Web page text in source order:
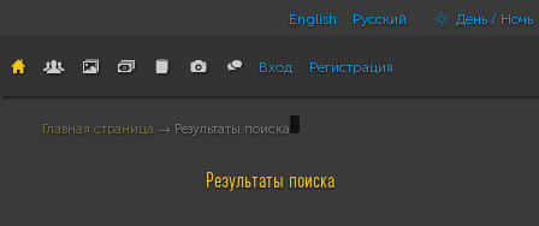
English Русский День / Ночь
Вход Регистрация
Главная страница → Результаты поиска
Результаты поиска